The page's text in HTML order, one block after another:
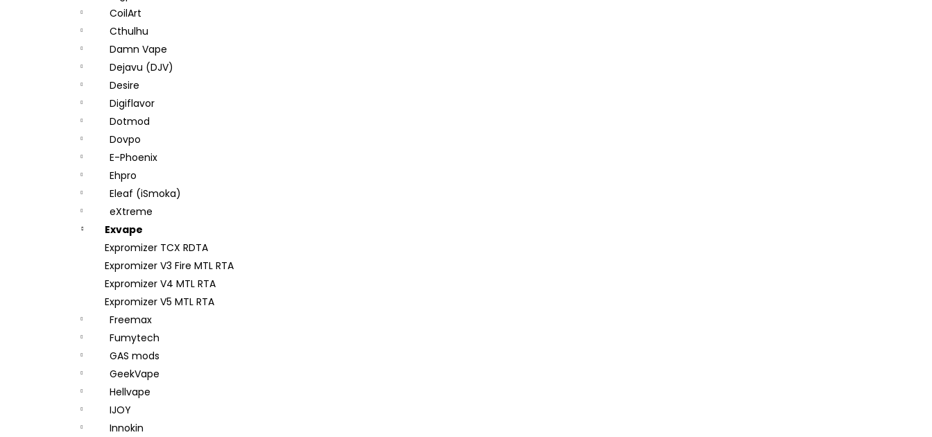
CoilArt
Cthulhu
Damn Vape
Dejavu (DJV)
Desire
Digiflavor
Dotmod
Dovpo
E-Phoenix
Ehpro
Eleaf (iSmoka)
eXtreme
Exvape
Expromizer TCX RDTA
Expromizer V3 Fire MTL RTA
Expromizer V4 MTL RTA
Expromizer V5 MTL RTA
Freemax
Fumytech
GAS mods
GeekVape
Hellvape
IJOY
Innokin